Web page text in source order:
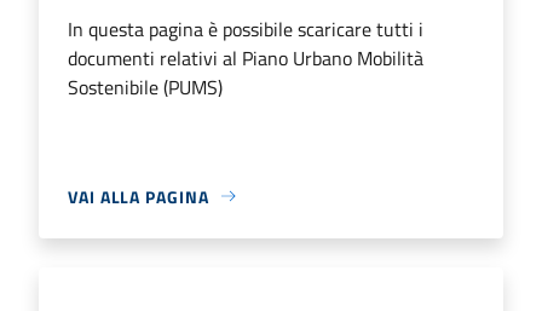
In questa pagina è possibile scaricare tutti i
documenti relativi al Piano Urbano Mobilità
Sostenibile (PUMS)
VAI ALLA PAGINA